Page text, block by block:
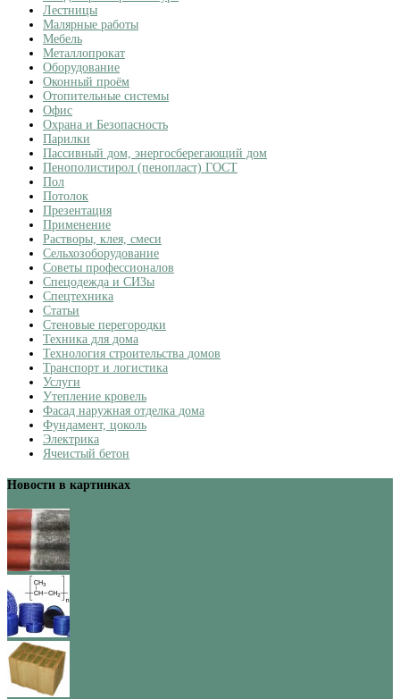
Лестницы
Малярные работы
Мебель
Металлопрокат
Оборудование
Оконный проём
Отопительные системы
Офис
Охрана и Безопасность
Парилки
Пассивный дом, энергосберегающий дом
Пенополистирол (пенопласт) ГОСТ
Пол
Потолок
Презентация
Применение
Растворы, клея, смеси
Сельхозоборудование
Советы профессионалов
Спецодежда и СИЗы
Спецтехника
Статьи
Стеновые перегородки
Техника для дома
Технология строительства домов
Транспорт и логистика
Услуги
Утепление кровель
Фасад наружная отделка дома
Фундамент, цоколь
Электрика
Ячеистый бетон
Новости в картинках